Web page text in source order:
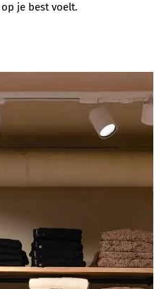
je best voelt.